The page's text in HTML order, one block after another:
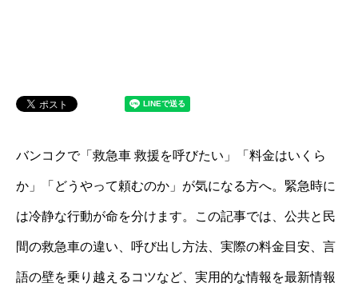
バンコクで「救急車 救援を呼びたい」「料金はいくら
か」「どうやって頼むのか」が気になる方へ。緊急時に
は冷静な行動が命を分けます。この記事では、公共と民
間の救急車の違い、呼び出し方法、実際の料金目安、言
語の壁を乗り越えるコツなど、実用的な情報を最新情報